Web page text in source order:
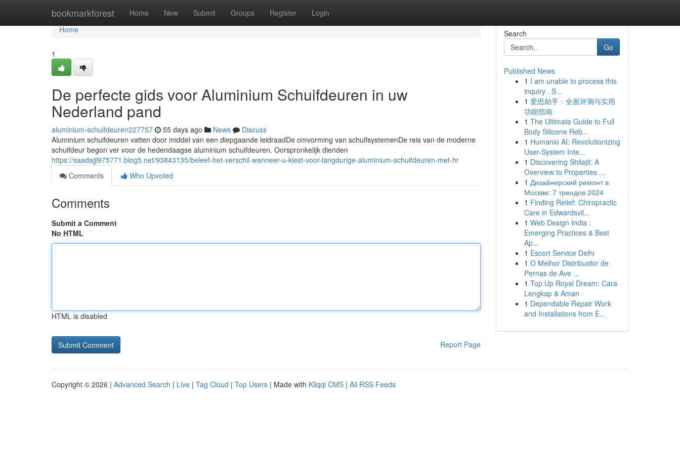
bookmarkforest Home New Submit Groups Register Login
Home
Home
1
De perfecte gids voor Aluminium Schuifdeuren in uw
Nederland pand
aluminium-schuifdeuren227757 55 days ago News
Discuss
Aluminium schuifdeuren vatten door middel van een diepgaande leidraadDe omvorming van schuifsystemenDe reis van de moderne
schuifdeur begon ver voor de hedendaagse aluminium schuifdeuren. Oorspronkelijk dienden
https://saadajjl975771.blog5.net/93843135/beleef-het-verschil-wanneer-u-kiest-voor-langdurige-aluminium-schuifdeuren-met-hr
Comments
Who Upvoted
Comments
Submit a Comment
No HTML
HTML is disabled
Report Page
Search
Go
Published News
1 I am unable to process this
inquiry . S...
1 爱思助手：全面评测与实用
功能指南
1 The Ultimate Guide to Full
Body Silicone Reb...
1 Humanio AI: Revolutionizing
User-System Inte...
1 Discovering Shilajit: A
Overview to Properties ...
1 Дизайнерский ремонт в
Москве: 7 трендов 2024
1 Finding Relief: Chiropractic
Care in Edwardsvil...
1 Web Design India :
Emerging Practices & Best
Ap...
1 Escort Service Delhi
1 O Melhor Distribuidor de
Pernas de Ave ...
1 Top Up Royal Dream: Cara
Lengkap & Aman
1 Dependable Repair Work
and Installations from E...
Copyright © 2026 | Advanced Search | Live | Tag Cloud | Top Users | Made with Kliqqi CMS | All RSS Feeds